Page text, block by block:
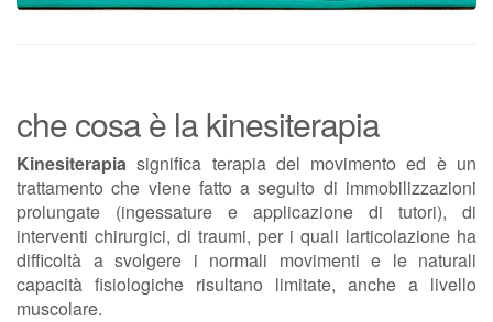
che cosa è la kinesiterapia
Kinesiterapia significa terapia del movimento ed è un
trattamento che viene fatto a seguito di immobilizzazioni
prolungate (ingessature e applicazione di tutori), di
interventi chirurgici, di traumi, per i quali larticolazione ha
difficoltà a svolgere i normali movimenti e le naturali
capacità fisiologiche risultano limitate, anche a livello
muscolare.